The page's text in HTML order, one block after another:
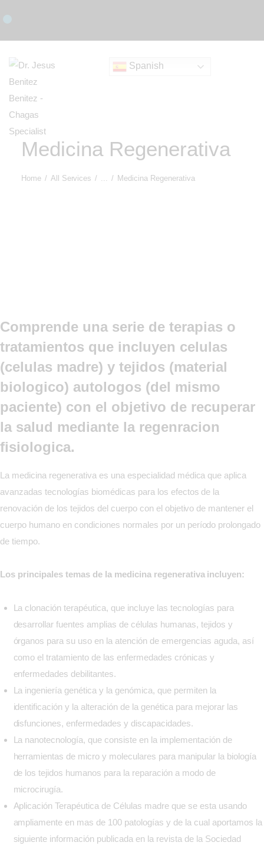
Spanish
Medicina Regenerativa
Home All Services Medicina Regenerativa
Comprende una serie de terapias o
tratamientos que incluyen celulas
(celulas madre) y tejidos (material
biologico) autologos (del mismo
paciente) con el objetivo de recuperar
la salud mediante la regenracion
fisiologica.
La medicina regenerativa es una especialidad médica que aplica
avanzadas tecnologías biomédicas para los efectos de la
renovación de los tejidos del cuerpo con el objetivo de mantener el
cuerpo humano en condiciones normales por un período prolongado
de tiempo.
Los principales temas de la medicina regenerativa incluyen:
La clonación terapéutica, que incluye las tecnologías para
desarrollar fuentes amplias de células humanas, tejidos y
órganos para su uso en la atención de emergencias aguda, así
como el tratamiento de las enfermedades crónicas y
enfermedades debilitantes.
La ingeniería genética y la genómica, que permiten la
identificación y la alteración de la genética para mejorar las
disfunciones, enfermedades y discapacidades.
La nanotecnología, que consiste en la implementación de
herramientas de micro y moleculares para manipular la biología
de los tejidos humanos para la reparación a modo de
microcirugía.
Aplicación Terapéutica de Células madre que se esta usando
ampliamente en mas de 100 patologías y de la cual aportamos la
siguiente información publicada en la revista de la Sociedad